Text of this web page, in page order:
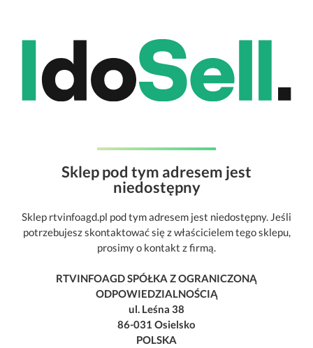
Sklep pod tym adresem jest
niedostępny
Sklep rtvinfoagd.pl pod tym adresem jest niedostępny. Jeśli
potrzebujesz skontaktować się z właścicielem tego sklepu,
prosimy o kontakt z firmą.
RTVINFOAGD SPÓŁKA Z OGRANICZONĄ
ODPOWIEDZIALNOŚCIĄ
ul. Leśna 38
86-031 Osielsko
POLSKA